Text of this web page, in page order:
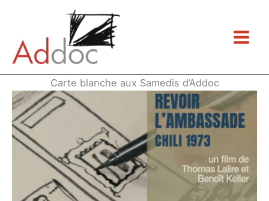
contenu
Carte blanche aux Samedis d’Addoc